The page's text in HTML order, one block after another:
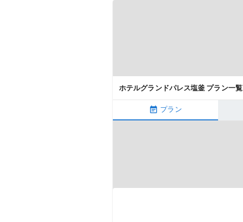
ホテルグランドパレス塩釜 プラン一覧
プラン